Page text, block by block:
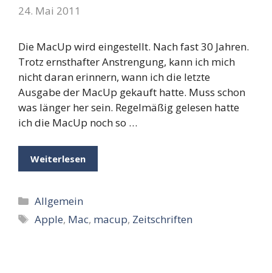
24. Mai 2011
Die MacUp wird eingestellt. Nach fast 30 Jahren.
Trotz ernsthafter Anstrengung, kann ich mich
nicht daran erinnern, wann ich die letzte
Ausgabe der MacUp gekauft hatte. Muss schon
was länger her sein. Regelmäßig gelesen hatte
ich die MacUp noch so …
Weiterlesen
Kategorien
Allgemein
Schlagwörter
Apple, Mac, macup, Zeitschriften